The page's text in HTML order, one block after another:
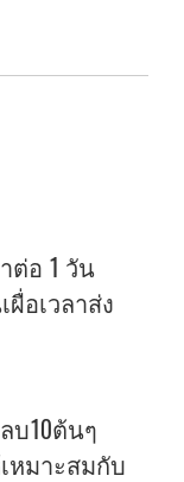
ต่อ 1 วัน
อเวลาส่ง
บ10ต้นๆ
หมาะสมกับ